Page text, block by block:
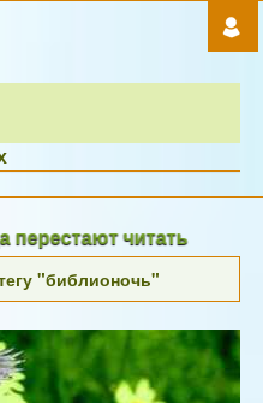
читать
"библионочь"